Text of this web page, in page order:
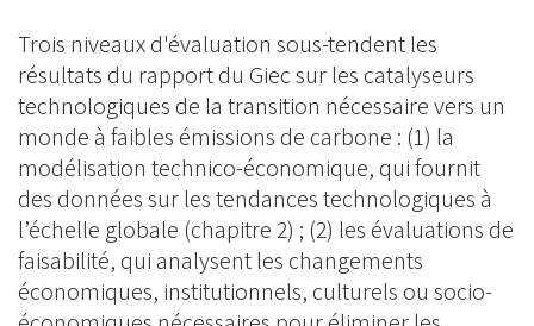
Trois niveaux d'évaluation sous-tendent les
résultats du rapport du Giec sur les catalyseurs
technologiques de la transition nécessaire vers un
monde à faibles émissions de carbone : (1) la
modélisation technico-économique, qui fournit
des données sur les tendances technologiques à
l’échelle globale (chapitre 2) ; (2) les évaluations de
faisabilité, qui analysent les changements
économiques, institutionnels, culturels ou socio-